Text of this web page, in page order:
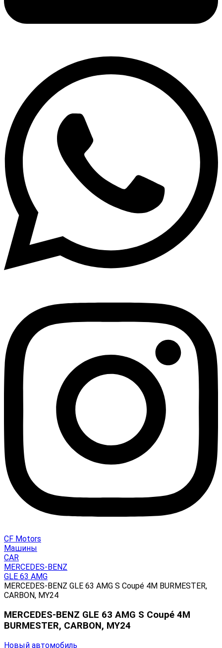
CF Motors
Машины
CAR
MERCEDES-BENZ
GLE 63 AMG
MERCEDES-BENZ GLE 63 AMG S Coupé 4M BURMESTER,
CARBON, MY24
MERCEDES-BENZ GLE 63 AMG S Coupé 4M
BURMESTER, CARBON, MY24
Новый автомобиль